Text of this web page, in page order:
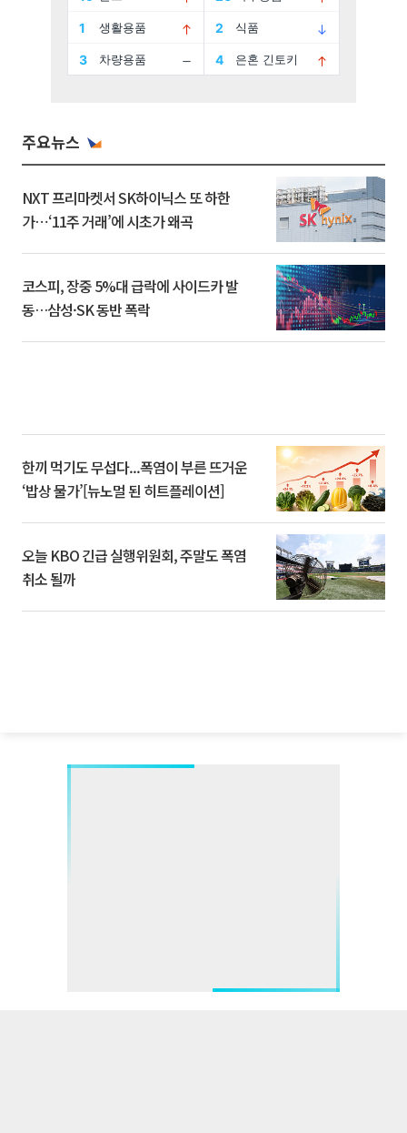
주요뉴스
NXT 프리마켓서 SK하이닉스 또 하한
가⋯‘11주 거래’에 시초가 왜곡
코스피, 장중 5%대 급락에 사이드카 발
동…삼성·SK 동반 폭락
한끼 먹기도 무섭다...폭염이 부른 뜨거운
‘밥상 물가’[뉴노멀 된 히트플레이션]
오늘 KBO 긴급 실행위원회, 주말도 폭염
취소 될까